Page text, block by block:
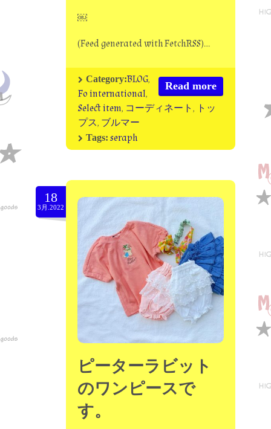
￼
(Feed generated with FetchRSS)…
Read more
Category:BLOG,
Fo international,
Select item, コーディネート, トッ
プス, ブルマー
Tags: seraph
18
3月.2022
ピーターラビット
のワンピースで
す。